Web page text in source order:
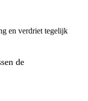
en verdriet tegelijk
de